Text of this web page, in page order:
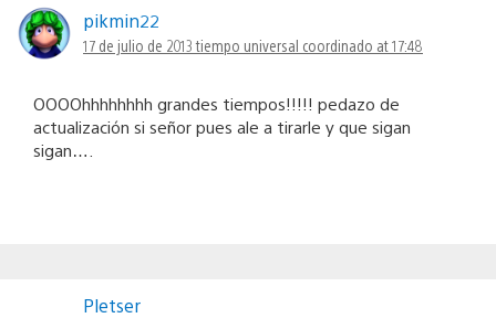
pikmin22
17 de julio de 2013 tiempo universal coordinado at 17:48
OOOOhhhhhhhh grandes tiempos!!!!! pedazo de
actualización si señor pues ale a tirarle y que sigan
sigan….
Pletser